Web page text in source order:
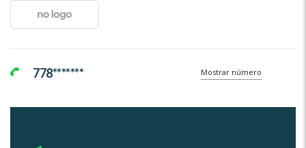
778******* Mostrar número